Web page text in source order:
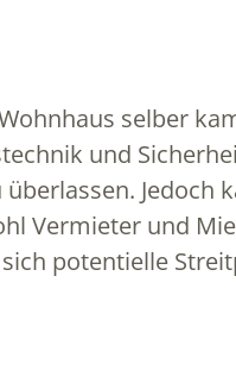
selber
und
Jedoch
Vermieter und
potentielle